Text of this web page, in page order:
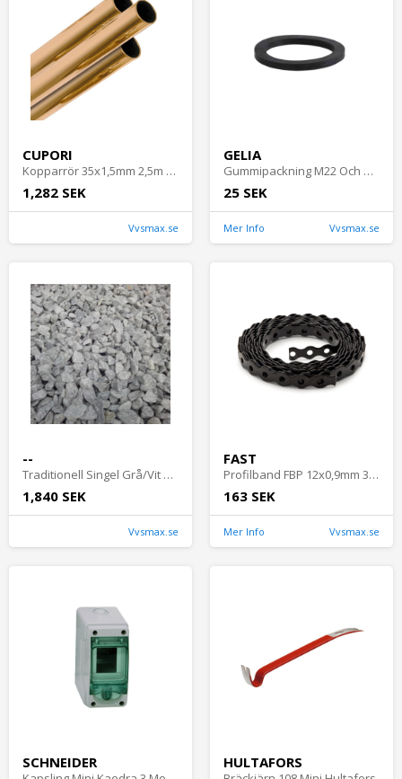
CUPORI
Kopparrör 35x1,5mm 2,5m Cupori
1,282 SEK
Vvsmax.se
GELIA
Gummipackning M22 Och M24 För Strålsamlare
25 SEK
Mer Info Vvsmax.se
--
Traditionell Singel Grå/Vit 8-11mm Storsäck 300kg
1,840 SEK
Vvsmax.se
FAST
Profilband FBP 12x0,9mm 3m Svart, Fast 833215
163 SEK
Mer Info Vvsmax.se
SCHNEIDER HULTAFORS